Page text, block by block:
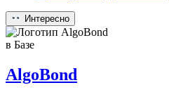
Интересно
в Базе
AlgoBond